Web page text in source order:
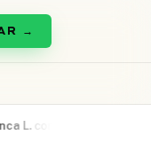
→
300 curtidas Reels